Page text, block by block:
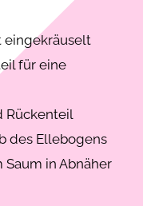
eingekräuselt
für eine
Rückenteil
des Ellebogens
in Abnäher